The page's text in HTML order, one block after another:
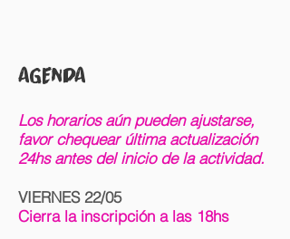
AGENDA
Los horarios aún pueden ajustarse,
favor chequear última actualización
24hs antes del inicio de la actividad.
VIERNES 22/05
Cierra la inscripción a las 18hs